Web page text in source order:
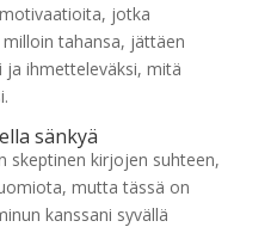
jotka
tahansa, jättäen
ja ihmetteleväksi, mitä
sänkyä
skeptinen kirjojen suhteen,
mutta tässä on
kanssani syvällä